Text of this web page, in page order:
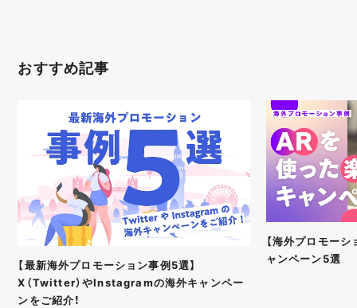
おすすめ記事
【最新海外プロモーション事例5選】
X（Twitter）やInstagramの海外キャンペー
ンをご紹介！
【海外プロモー
ャンペーン5選